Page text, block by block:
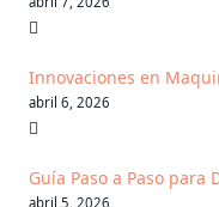
Innovaciones en
abril 6, 2026
Guía Paso a Paso para
abril 5, 2026